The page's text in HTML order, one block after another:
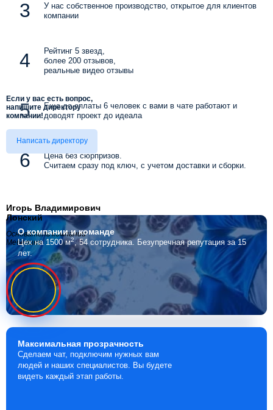
У нас собственное производство, открытое для клиентов
компании
Рейтинг 5 звезд,
более 200 отзывов,
реальные видео отзывы
Еще до оплаты 6 человек с вами в чате работают и
доводят проект до идеала
Цена без сюрпризов.
Считаем сразу под ключ, с учетом доставки и сборки.
Если у вас есть вопрос,
напишите директору
компании!
Написать директору
Игорь Владимирович
Лонский
Основатель компании
Мебелино
О компаниии команде
Цех на 1500 м2, 54 сотрудника. Безупречная репутация за 15
лет.
Максимальная прозрачность
Сделаем чат, подключим нужных вам
людей и наших специалистов. Вы будете
видеть каждый этап работы.